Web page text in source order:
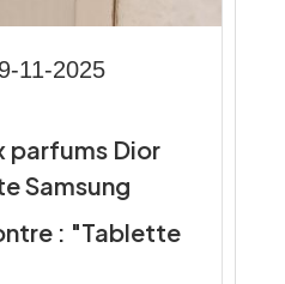
11-2025
parfums Dior
Samsung
: "Tablette